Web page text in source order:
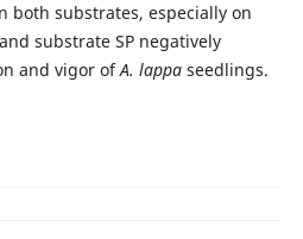
both substrates, especially on
substrate SP negatively
and vigor ofA. lappaseedlings.